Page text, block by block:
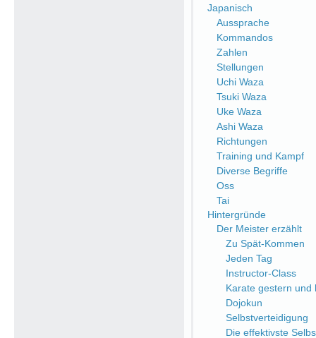
Japanisch
Aussprache
Kommandos
Zahlen
Stellungen
Uchi Waza
Tsuki Waza
Uke Waza
Ashi Waza
Richtungen
Training und Kampf
Diverse Begriffe
Oss
Tai
Hintergründe
Der Meister erzählt
Zu Spät-Kommen
Jeden Tag
Instructor-Class
Karate gestern und
Dojokun
Selbstverteidigung
Die effektivste